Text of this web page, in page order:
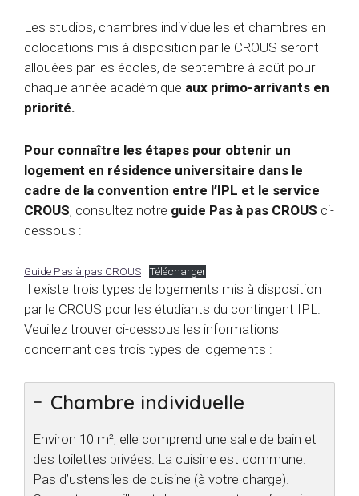
Les studios, chambres individuelles et chambres en
colocations mis à disposition par le CROUS seront
allouées par les écoles, de septembre à août pour
chaque année académique aux primo-arrivants en
priorité.
Pour connaître les étapes pour obtenir un
logement en résidence universitaire dans le
cadre de la convention entre l’IPL et le service
CROUS, consultez notre guide Pas à pas CROUS ci-
dessous :
Guide Pas à pas CROUS Télécharger
Il existe trois types de logements mis à disposition
par le CROUS pour les étudiants du contingent IPL.
Veuillez trouver ci-dessous les informations
concernant ces trois types de logements :
Chambre individuelle
Environ 10 m², elle comprend une salle de bain et
des toilettes privées. La cuisine est commune.
Pas d’ustensiles de cuisine (à votre charge).